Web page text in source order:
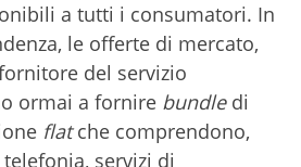
a tutti i consumatori. In
le offerte di mercato,
del servizio
ormai a fornire bundledi
flatche comprendono,
servizi di